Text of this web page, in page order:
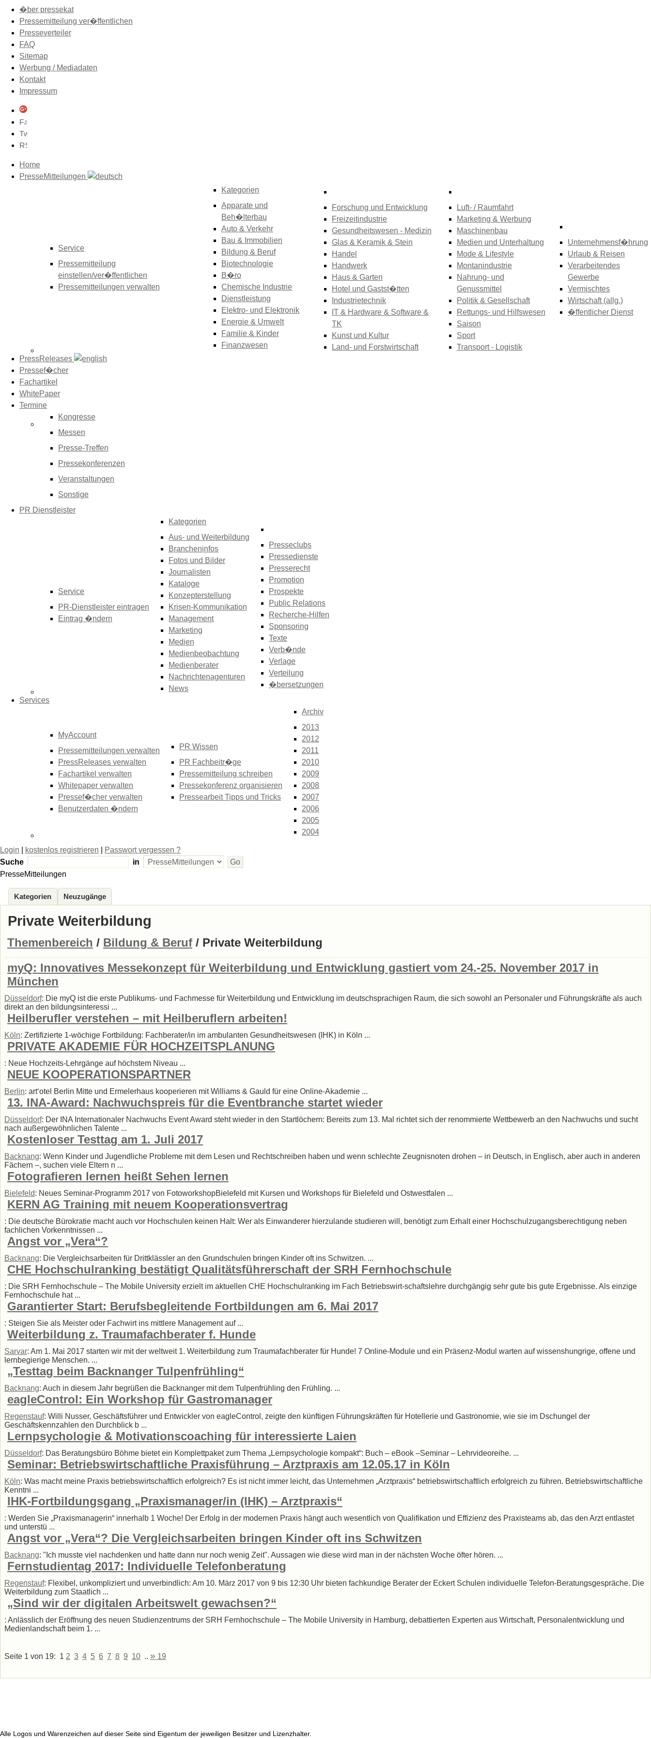
�ber pressekat
Pressemitteilung ver�ffentlichen
Presseverteiler
FAQ
Sitemap
Werbung / Mediadaten
Kontakt
Impressum
Home
PresseMitteilungen
Service
Pressemitteilung
einstellen/ver�ffentlichen
Pressemitteilungen verwalten
Kategorien
Apparate und
Beh�lterbau
Auto & Verkehr
Bau & Immobilien
Bildung & Beruf
Biotechnologie
B�ro
Chemische Industrie
Dienstleistung
Elektro- und Elektronik
Energie & Umwelt
Familie & Kinder
Finanzwesen
Forschung und Entwicklung
Freizeitindustrie
Gesundheitswesen - Medizin
Glas & Keramik & Stein
Handel
Handwerk
Haus & Garten
Hotel und Gastst�tten
Industrietechnik
IT & Hardware & Software &
TK
Kunst und Kultur
Land- und Forstwirtschaft
Luft- / Raumfahrt
Marketing & Werbung
Maschinenbau
Medien und Unterhaltung
Mode & Lifestyle
Montanindustrie
Nahrung- und
Genussmittel
Politik & Gesellschaft
Rettungs- und Hilfswesen
Saison
Sport
Transport - Logistik
Unternehmensf�hrung
Urlaub & Reisen
Verarbeitendes
Gewerbe
Vermischtes
Wirtschaft (allg.)
�ffentlicher Dienst
PressReleases
Pressef�cher
Fachartikel
WhitePaper
Termine
Kongresse
Messen
Presse-Treffen
Pressekonferenzen
Veranstaltungen
Sonstige
PR Dienstleister
Service
PR-Dienstleister eintragen
Eintrag �ndern
Kategorien
Aus- und Weiterbildung
Brancheninfos
Fotos und Bilder
Journalisten
Kataloge
Konzepterstellung
Krisen-Kommunikation
Management
Marketing
Medien
Medienbeobachtung
Medienberater
Nachrichtenagenturen
News
Presseclubs
Pressedienste
Presserecht
Promotion
Prospekte
Public Relations
Recherche-Hilfen
Sponsoring
Texte
Verb�nde
Verlage
Verteilung
�bersetzungen
Services
MyAccount
Pressemitteilungen verwalten
PressReleases verwalten
Fachartikel verwalten
Whitepaper verwalten
Pressef�cher verwalten
Benutzerdaten �ndern
PR Wissen
PR Fachbeitr�ge
Pressemitteilung schreiben
Pressekonferenz organisieren
Pressearbeit Tipps und Tricks
Archiv
2013
2012
2011
2010
2009
2008
2007
2006
2005
2004
Login kostenlos registrieren
Passwort vergessen ?
Suche
in
PresseMitteilungen
Kategorien Neuzugänge
Private Weiterbildung
Themenbereich / Bildung & Beruf / Private Weiterbildung
myQ: Innovatives Messekonzept für Weiterbildung und Entwicklung gastiert vom 24.-25. November 2017 in
München
Düsseldorf: Die myQ ist die erste Publikums- und Fachmesse für Weiterbildung und Entwicklung im deutschsprachigen Raum, die sich sowohl an Personaler und Führungskräfte als auch
direkt an den bildungsinteressi ...
Heilberufler verstehen – mit Heilberuflern arbeiten!
Köln: Zertifizierte 1-wöchige Fortbildung: Fachberater/in im ambulanten Gesundheitswesen (IHK) in Köln ...
PRIVATE AKADEMIE FÜR HOCHZEITSPLANUNG
: Neue Hochzeits-Lehrgänge auf höchstem Niveau ...
NEUE KOOPERATIONSPARTNER
Berlin: art‘otel Berlin Mitte und Ermelerhaus kooperieren mit Williams & Gauld für eine Online-Akademie ...
13. INA-Award: Nachwuchspreis für die Eventbranche startet wieder
Düsseldorf: Der INA Internationaler Nachwuchs Event Award steht wieder in den Startlöchern: Bereits zum 13. Mal richtet sich der renommierte Wettbewerb an den Nachwuchs und sucht
nach außergewöhnlichen Talente ...
Kostenloser Testtag am 1. Juli 2017
Backnang: Wenn Kinder und Jugendliche Probleme mit dem Lesen und Rechtschreiben haben und wenn schlechte Zeugnisnoten drohen – in Deutsch, in Englisch, aber auch in anderen
Fächern –, suchen viele Eltern n ...
Fotografieren lernen heißt Sehen lernen
Bielefeld: Neues Seminar-Programm 2017 von FotoworkshopBielefeld mit Kursen und Workshops für Bielefeld und Ostwestfalen ...
KERN AG Training mit neuem Kooperationsvertrag
: Die deutsche Bürokratie macht auch vor Hochschulen keinen Halt: Wer als Einwanderer hierzulande studieren will, benötigt zum Erhalt einer Hochschulzugangsberechtigung neben
fachlichen Vorkenntnissen ...
Angst vor „Vera“?
Backnang: Die Vergleichsarbeiten für Drittklässler an den Grundschulen bringen Kinder oft ins Schwitzen. ...
CHE Hochschulranking bestätigt Qualitätsführerschaft der SRH Fernhochschule
: Die SRH Fernhochschule – The Mobile University erzielt im aktuellen CHE Hochschulranking im Fach Betriebswirt-schaftslehre durchgängig sehr gute bis gute Ergebnisse. Als einzige
Fernhochschule hat ...
Garantierter Start: Berufsbegleitende Fortbildungen am 6. Mai 2017
: Steigen Sie als Meister oder Fachwirt ins mittlere Management auf ...
Weiterbildung z. Traumafachberater f. Hunde
Sarvar: Am 1. Mai 2017 starten wir mit der weltweit 1. Weiterbildung zum Traumafachberater für Hunde! 7 Online-Module und ein Präsenz-Modul warten auf wissenshungrige, offene und
lernbegierige Menschen. ...
„Testtag beim Backnanger Tulpenfrühling“
Backnang: Auch in diesem Jahr begrüßen die Backnanger mit dem Tulpenfrühling den Frühling. ...
eagleControl: Ein Workshop für Gastromanager
Regenstauf: Willi Nusser, Geschäftsführer und Entwickler von eagleControl, zeigte den künftigen Führungskräften für Hotellerie und Gastronomie, wie sie im Dschungel der
Geschäftskennzahlen den Durchblick b ...
Lernpsychologie & Motivationscoaching für interessierte Laien
Düsseldorf: Das Beratungsbüro Böhme bietet ein Komplettpaket zum Thema „Lernpsychologie kompakt“: Buch – eBook –Seminar – Lehrvideoreihe. ...
Seminar: Betriebswirtschaftliche Praxisführung – Arztpraxis am 12.05.17 in Köln
Köln: Was macht meine Praxis betriebswirtschaftlich erfolgreich? Es ist nicht immer leicht, das Unternehmen „Arztpraxis“ betriebswirtschaftlich erfolgreich zu führen. Betriebswirtschaftliche
Kenntni ...
IHK-Fortbildungsgang „Praxismanager/in (IHK) – Arztpraxis“
: Werden Sie „Praxismanagerin“ innerhalb 1 Woche! Der Erfolg in der modernen Praxis hängt auch wesentlich von Qualifikation und Effizienz des Praxisteams ab, das den Arzt entlastet
und unterstü ...
Angst vor „Vera“? Die Vergleichsarbeiten bringen Kinder oft ins Schwitzen
Backnang: "Ich musste viel nachdenken und hatte dann nur noch wenig Zeit". Aussagen wie diese wird man in der nächsten Woche öfter hören. ...
Fernstudientag 2017: Individuelle Telefonberatung
Regenstauf: Flexibel, unkompliziert und unverbindlich: Am 10. März 2017 von 9 bis 12:30 Uhr bieten fachkundige Berater der Eckert Schulen individuelle Telefon-Beratungsgespräche. Die
Weiterbildung zum Staatlich ...
„Sind wir der digitalen Arbeitswelt gewachsen?“
: Anlässlich der Eröffnung des neuen Studienzentrums der SRH Fernhochschule – The Mobile University in Hamburg, debattierten Experten aus Wirtschaft, Personalentwicklung und
Medienlandschaft beim 1. ...
Seite 1 von 19: 1 2 3 4 5 6 7 8 9 10 .. » 19
Alle Logos und Warenzeichen auf dieser Seite sind Eigentum der jeweiligen Besitzer und Lizenzhalter.